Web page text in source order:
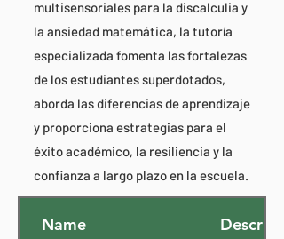
multisensoriales para la discalculia y
la ansiedad matemática, la tutoría
especializada fomenta las fortalezas
de los estudiantes superdotados,
aborda las diferencias de aprendizaje
y proporciona estrategias para el
éxito académico, la resiliencia y la
confianza a largo plazo en la escuela.
Name